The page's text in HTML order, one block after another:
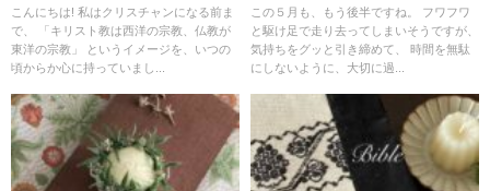
て…😮。
こんにちは! 私はクリスチャンになる前ま
で、 「キリスト教は西洋の宗教、仏教が
東洋の宗教」 というイメージを、いつの
頃からか心に持っていまし...
この５月も、もう後半ですね。 フワフワ
と駆け足で走り去ってしまいそうですが、
気持ちをグッと引き締めて、 時間を無駄
にしないように、大切に過...